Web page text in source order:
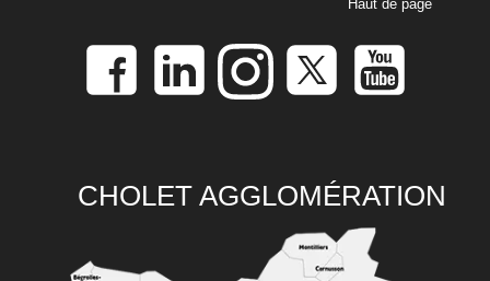
Haut de page
CHOLET AGGLOMÉRATION